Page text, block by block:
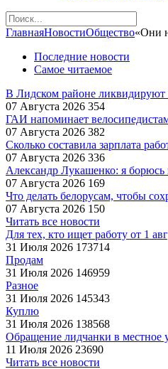
ГлавнаяНовостиОбщество«Они
Последние новости
Самое читаемое
В Лидском районе ликвидируют
07 Августа 2026 354
ГАИ напоминает
07 Августа 2026 382
Сколько составила зарплата
07 Августа 2026 336
Александр Лукашенко: я борюсь
07 Августа 2026 169
Что делать белорусам, чтобы
07 Августа 2026 150
Читать все новости
Для тех, кто ищет работу от 1
31 Июля 2026 173714
Продам
31 Июля 2026 146959
Разное
31 Июля 2026 145343
Куплю
31 Июля 2026 138568
Обращение лидчанки в местное
11 Июля 2026 23690
Читать все новости